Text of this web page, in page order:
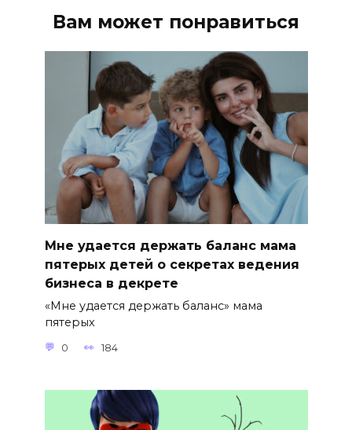
Вам может понравиться
Мне удается держать баланс мама
пятерых детей о секретах ведения
бизнеса в декрете
«Мне удается держать баланс» мама
пятерых
0 184